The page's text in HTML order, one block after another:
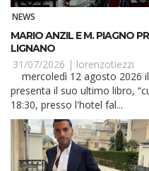
NEWS
MARIO ANZIL E M. PIAGNO
LIGNANO
31/07/2026 | lorenzotiezzi
presenta il suo ultimo libro,
18:30, presso l'hotel fal...